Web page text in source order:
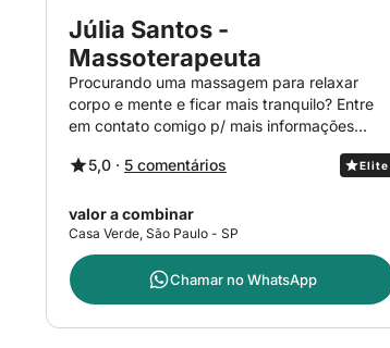
Júlia Santos -
Massoterapeuta
Procurando uma massagem para relaxar
corpo e mente e ficar mais tranquilo? Entre
em contato comigo p/ mais informações…
5,0 · 5 comentários Elite
valor a combinar
Casa Verde, São Paulo - SP
Chamar noWhatsApp